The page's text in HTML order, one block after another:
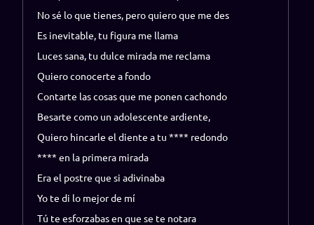
No sé lo que tienes, pero quiero que me des
Es inevitable, tu figura me llama
Luces sana, tu dulce mirada me reclama
Quiero conocerte a fondo
Contarte las cosas que me ponen cachondo
Besarte como un adolescente ardiente,
Quiero hincarle el diente a tu **** redondo
**** en la primera mirada
Era el postre que si adivinaba
Yo te di lo mejor de mí
Tú te esforzabas en que se te notara